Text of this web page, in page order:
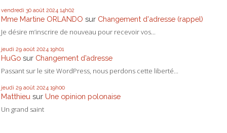
vendredi 30 août 2024 14h02
Mme Martine ORLANDO sur Changement d'adresse (rappel)
Je désire m’inscrire de nouveau pour recevoir vos...
jeudi 29 août 2024 19h01
HuGo sur Changement d’adresse
Passant sur le site WordPress, nous perdons cette liberté...
jeudi 29 août 2024 19h00
Matthieu sur Une opinion polonaise
Un grand saint